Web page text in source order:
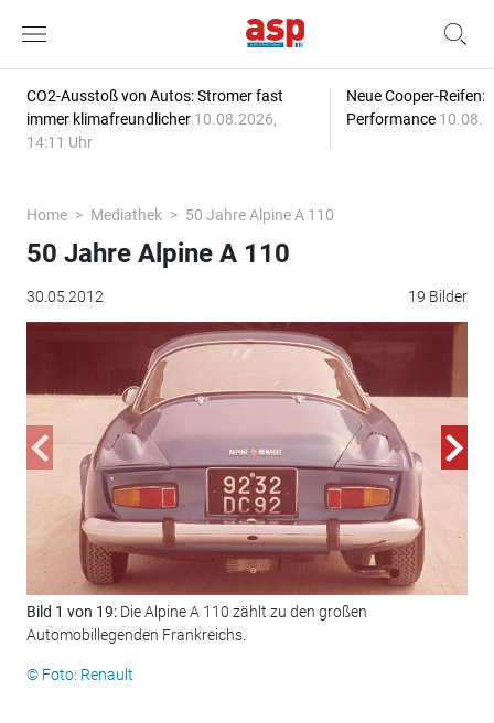
CO2-Ausstoß von Autos: Stromer fast
immer klimafreundlicher 10.08.2026,
14:11 Uhr
Neue Cooper-Reifen:
Performance
Home Mediathek 50 Jahre Alpine A 110
30.05.2012 19 Bilder
50 Jahre Alpine A 110
Bild 1 von 19: Die Alpine A 110 zählt zu den großen
Automobillegenden Frankreichs.
© Foto: Renault